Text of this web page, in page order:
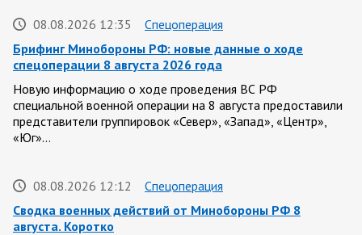
08.08.2026 12:35
Спецоперация
Брифинг Минобороны РФ: новые данные о ходе
спецоперации 8 августа 2026 года
Новую информацию о ходе проведения ВС РФ
специальной военной операции на 8 августа предоставили
представители группировок «Север», «Запад», «Центр»,
«Юг»…
08.08.2026 12:12
Спецоперация
Сводка военных действий от Минобороны РФ 8
августа. Коротко